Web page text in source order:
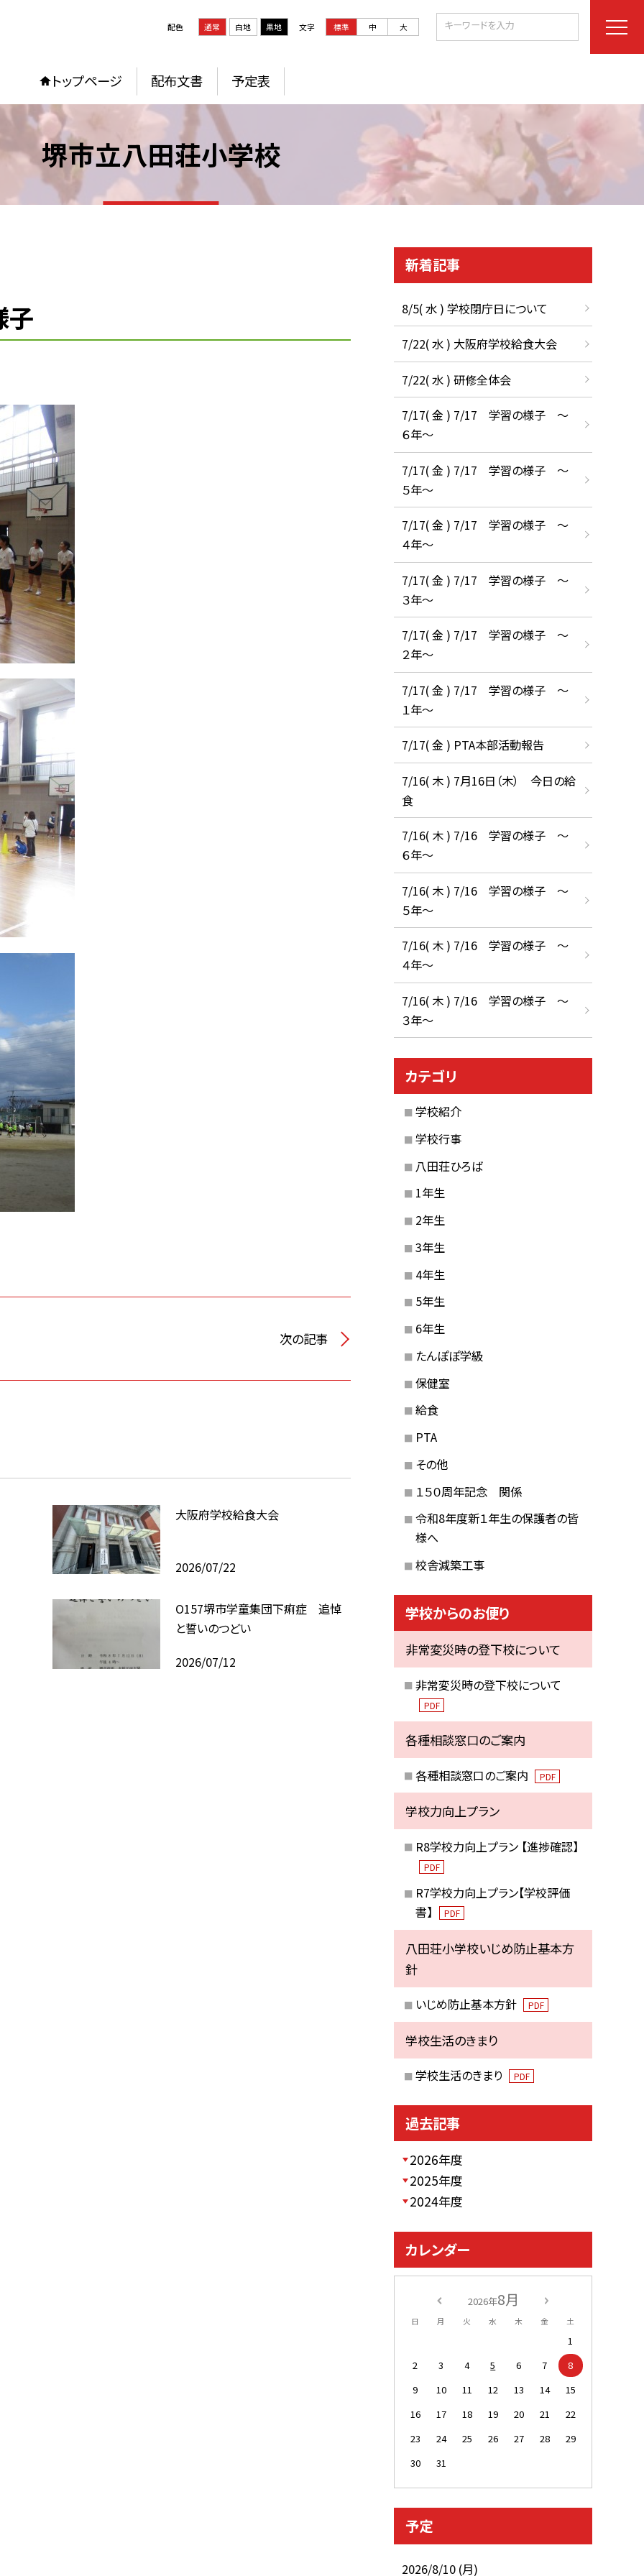
配色 通常 白地 黒地 文字 標準 中 大
トップページ 配布文書 予定表
堺市立八田荘小学校
子
次の記事
大阪府学校給食大会
2026/07/22
O157堺市学童集団下痢症 追悼
と誓いのつどい
2026/07/12
新着記事
8/5( 水 ) 学校閉庁日について
7/22( 水 ) 大阪府学校給食大会
7/22( 水 ) 研修全体会
7/17( 金 ) 7/17 学習の様子 ～
６年～
7/17( 金 ) 7/17 学習の様子 ～
５年～
7/17( 金 ) 7/17 学習の様子 ～
４年～
7/17( 金 ) 7/17 学習の様子 ～
３年～
7/17( 金 ) 7/17 学習の様子 ～
２年～
7/17( 金 ) 7/17 学習の様子 ～
１年～
7/17( 金 ) PTA本部活動報告
7/16( 木 ) 7月16日（木） 今日の給
食
7/16( 木 ) 7/16 学習の様子 ～
６年～
7/16( 木 ) 7/16 学習の様子 ～
５年～
7/16( 木 ) 7/16 学習の様子 ～
４年～
7/16( 木 ) 7/16 学習の様子 ～
３年～
カテゴリ
学校紹介
学校行事
八田荘ひろば
1年生
2年生
3年生
4年生
5年生
6年生
たんぽぽ学級
保健室
給食
PTA
その他
１５０周年記念 関係
令和8年度新１年生の保護者の皆
様へ
校舎減築工事
学校からのお便り
非常変災時の登下校について
非常変災時の登下校について
PDF
各種相談窓口のご案内
各種相談窓口のご案内 PDF
学校力向上プラン
R8学校力向上プラン 【進捗確認】
PDF
R7学校力向上プラン【学校評価
書】
PDF
八田荘小学校いじめ防止基本方
針
いじめ防止基本方針 PDF
学校生活のきまり
学校生活のきまり PDF
過去記事
2026年度
2025年度
2024年度
カレンダー
2026年8月
日 月 火 水 木 金 土
1
2
3 4 5 6 7
8
9
10 11 12 13 14
15
16
17 18 19 20 21
22
23
24 25 26 27 28
29
30
31
予定
2026/8/10 (月)